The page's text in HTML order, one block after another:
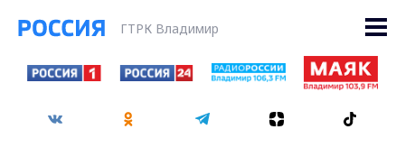
ГТРК Владимир